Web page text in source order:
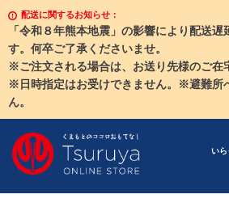
配送に関するお知らせ：
「令和８年熊本地震」の影響により配送遅
す。何卒ご了承くださいませ。
※ご注文される場合は、お送り先様のご在
※日時指定はお受けできません。※避難所
ん。
いら